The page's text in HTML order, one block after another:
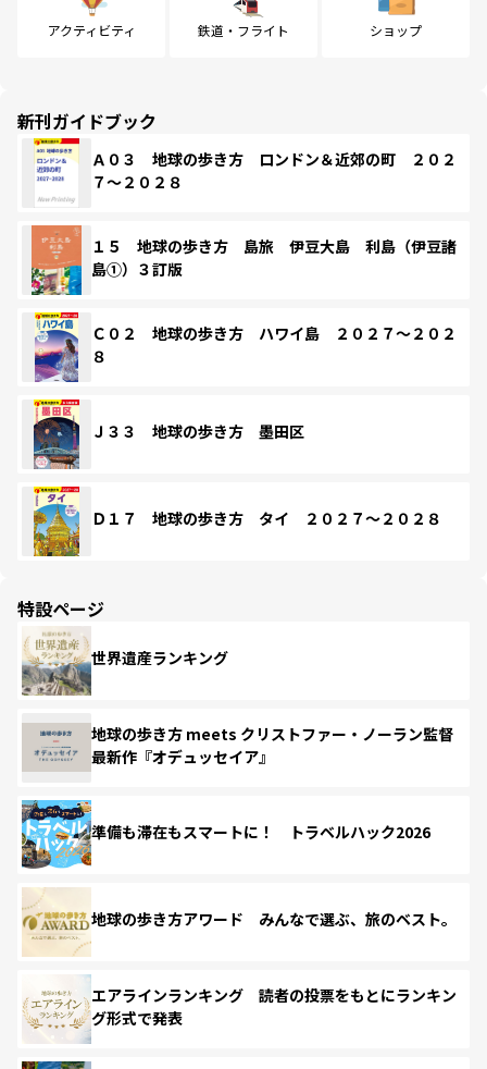
アクティビティ 鉄道・フライト ショップ
新刊ガイドブック
Ａ０３ 地球の歩き方 ロンドン＆近郊の町 ２０２
７～２０２８
１５ 地球の歩き方 島旅 伊豆大島 利島（伊豆諸
島①）３訂版
Ｃ０２ 地球の歩き方 ハワイ島 ２０２７～２０２
８
Ｊ３３ 地球の歩き方 墨田区
Ｄ１７ 地球の歩き方 タイ ２０２７～２０２８
特設ページ
世界遺産ランキング
地球の歩き方 meets クリストファー・ノーラン監督
最新作『オデュッセイア』
準備も滞在もスマートに！ トラベルハック2026
地球の歩き方アワード みんなで選ぶ、旅のベスト。
エアラインランキング 読者の投票をもとにランキン
グ形式で発表